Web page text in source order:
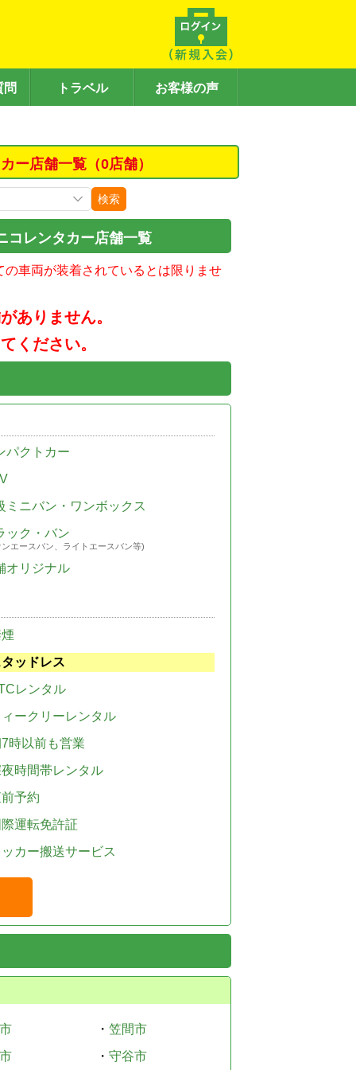
問 トラベル お客様の声
ー店舗一覧（0店舗）
検索
コレンタカー店舗一覧
車両が装着されているとは限りませ
ありません。
ください。
パクトカー
ミニバン・ワンボックス
ック・バン
エースバン、ライトエースバン等)
オリジナル
ッドレス
レンタル
ークリーレンタル
時以前も営業
時間帯レンタル
予約
運転免許証
カー搬送サービス
・ 笠間市
・ 守谷市